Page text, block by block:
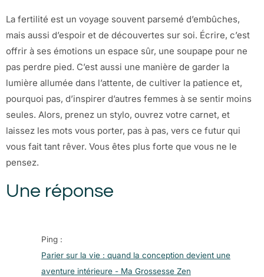
La fertilité est un voyage souvent parsemé d’embûches,
mais aussi d’espoir et de découvertes sur soi. Écrire, c’est
offrir à ses émotions un espace sûr, une soupape pour ne
pas perdre pied. C’est aussi une manière de garder la
lumière allumée dans l’attente, de cultiver la patience et,
pourquoi pas, d’inspirer d’autres femmes à se sentir moins
seules. Alors, prenez un stylo, ouvrez votre carnet, et
laissez les mots vous porter, pas à pas, vers ce futur qui
vous fait tant rêver. Vous êtes plus forte que vous ne le
pensez.
Une réponse
Ping :
Parier sur la vie : quand la conception devient une
aventure intérieure - Ma Grossesse Zen